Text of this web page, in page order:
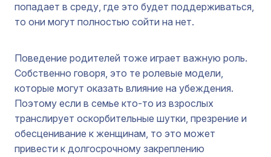
попадает в среду, где это будет поддерживаться,
то они могут полностью сойти на нет.
Поведение родителей тоже играет важную роль.
Собственно говоря, это те ролевые модели,
которые могут оказать влияние на убеждения.
Поэтому если в семье кто-то из взрослых
транслирует оскорбительные шутки, презрение и
обесценивание к женщинам, то это может
привести к долгосрочному закреплению